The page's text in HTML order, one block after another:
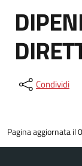
Condividi
Pagina aggiornata